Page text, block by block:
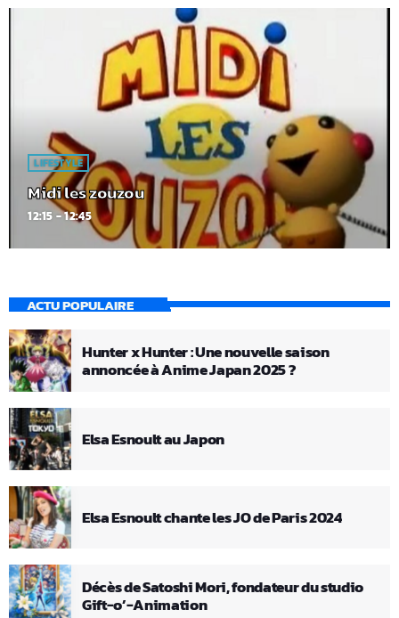
LIFESTYLE
Midi les zouzou
12:15 - 12:45
ACTU POPULAIRE
Hunter x Hunter : Une nouvelle saison
annoncée à Anime Japan 2025 ?
Elsa Esnoult au Japon
Elsa Esnoult chante les JO de Paris 2024
Décès de Satoshi Mori, fondateur du studio
Gift-o’-Animation